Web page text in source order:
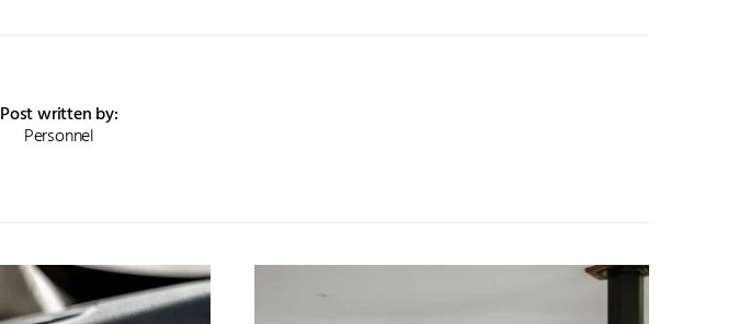
Post written by:
Personnel